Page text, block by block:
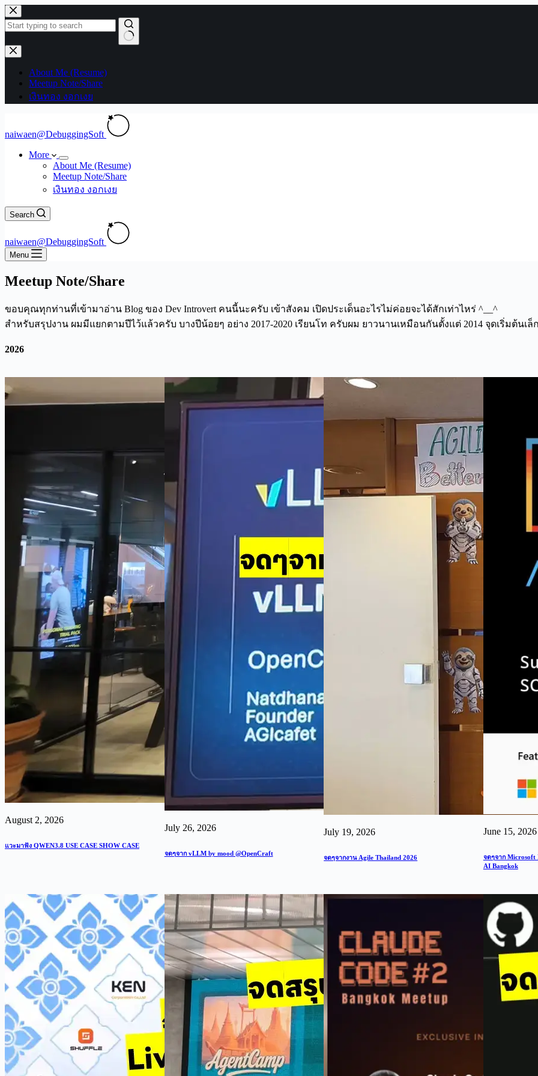
Skip
to
content
No
results
About Me (Resume)
Meetup Note/Share
เงินทอง งอกเงย
naiwaen@DebuggingSoft
More
About Me (Resume)
Meetup Note/Share
เงินทอง งอกเงย
Search
naiwaen@DebuggingSoft
Menu
Meetup Note/Share
ขอบคุณทุกท่านที่เข้ามาอ่าน Blog ของ Dev Introvert คนนี้นะครับ เข้าสังคม เปิดประเด็นอะไรไม่ค่อยจะได้สักเท่าไหร่ ^__^
สำหรับสรุปงาน ผมมีแยกตามปีไว้แล้วครับ บางปีน้อยๆ อย่าง 2017-2020 เรียนโท ครับผม ยาวนานเหมือนกันตั้งแต่ 2014 จุดเริ่มต้นเล็
2026
August 2, 2026
แวะมาฟัง QWEN3.8 USE CASE SHOW CASE
July 26, 2026
จดๆจาก vLLM by mood @OpenCraft
July 19, 2026
จดๆจากงาน Agile Thailand 2026
June 15, 2026
จดๆจาก Microsoft
AI Bangkok